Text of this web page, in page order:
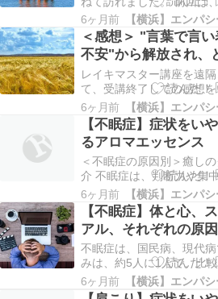
そ…
とは、 一緒にいったパート
調不良で、宮島を満喫する
なかったので。 今回は、
天にも恵まれそこも含めて
ました！ やはり、午前中
が、オススメです。空気
💫 国…
6ヶ月前
＜感想＞ "言葉で言
不安"から解放され、
心している〜
レイキマスター講座を遠
て、受講終了しての感想
した！ 今回の講座で、も
に残った内容は、何です
目的「ただあること」、
在の見守りが常にあること
た。 今回の講座をうけて
な～と感じたことは、何
親への思い…
6ヶ月前
【不眠症】症状をい
るアロマエッセンス
＜不眠症の原因別＞癒し
介 不眠症は、判断力や集
下、物忘れ、イライラ、不
やる気がでない、疲労感、
ど随伴症状をひきおこす
につながるといわれてます
ろな角度から原因をみつ
れにあった、ケアをして
です…
6ヶ月前
【不眠症】体と心、
アル、それぞれの原
不眠症は、国民病、現代
みは、約5人に1人で、比
多いようです。 そんな不
にたいして、そのときにあ
6ヶ月前